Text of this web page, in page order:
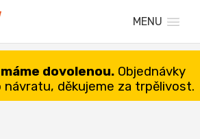
MENU
dovolenou. Objednávky
děkujeme za trpělivost.